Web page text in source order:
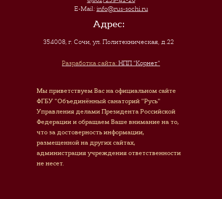
E-Mail: info@rus-sochi.ru
Адрес:
354008, г. Сочи,ул. Политехническая, д.22
Разработка сайта: НПП "Корнет"
Мы приветствуем Вас на официальном сайте
ФГБУ "Объединённый санаторий "Русь"
Управления делами Президента Российской
Федерации и обращаем Ваше внимание на то,
что за достоверность информации,
размещенной на других сайтах,
администрация учреждения ответственности
не несет.